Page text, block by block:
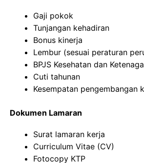
Gaji pokok
Tunjangan kehadiran
Bonus kinerja
Lembur (sesuai peraturan
BPJS Kesehatan dan
Cuti tahunan
Kesempatan pengembangan
Dokumen Lamaran
Surat lamaran kerja
Curriculum Vitae (CV)
Fotocopy KTP